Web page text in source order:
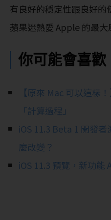
有良好的穩定性跟良好
蘋果迷熱愛 Apple 的最大
你可能會喜歡
【原來 Mac 可以這樣
「計算過程」
iOS 11.3 Beta 1 開發
麼改變？
iOS 11.3 預覽，新功